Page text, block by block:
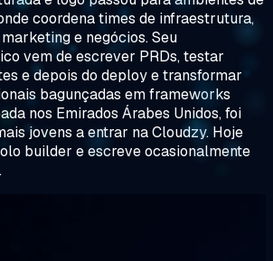
coordena times de infraestrutura,
e negócios. Seu
vem de escrever PRDs, testar
e depois do deploy e transformar
bagunçadas em frameworks
nos Emirados Árabes Unidos, foi
jovens a entrar na Cloudzy. Hoje
builder e escreve ocasionalmente